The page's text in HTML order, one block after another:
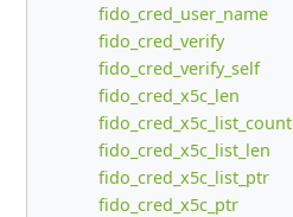
fido_cred_user_name
fido_cred_verify
fido_cred_verify_self
fido_cred_x5c_len
fido_cred_x5c_list_count
fido_cred_x5c_list_len
fido_cred_x5c_list_ptr
fido_cred_x5c_ptr